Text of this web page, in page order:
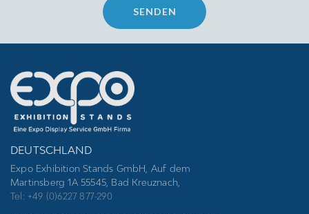
empty.
DEUTSCHLAND
Expo Exhibition Stands GmbH, Auf dem
Martinsberg 1A 55545, Bad Kreuznach,
Tel: +49 (0)6227 877-290